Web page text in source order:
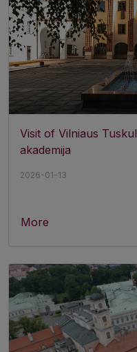
Visit of Vilniaus
akademija
2026-01-13
More